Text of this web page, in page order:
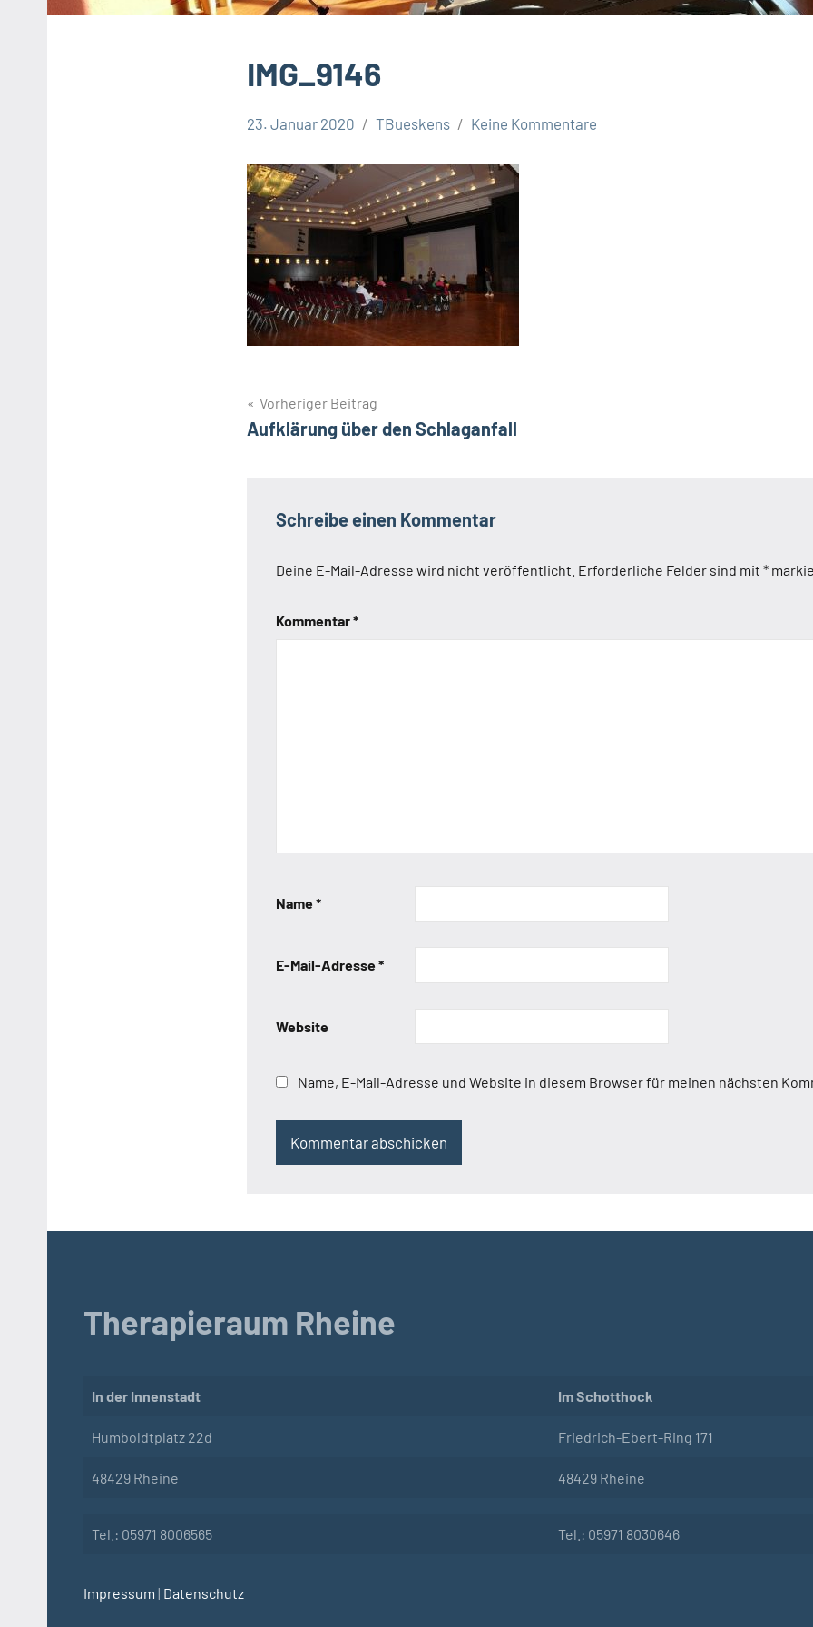
IMG_9146
23. Januar 2020 TBueskens Keine Kommentare
Beitragsnavigation
Vorheriger Beitrag
Aufklärung über den Schlaganfall
Schreibe einen Kommentar
Deine E-Mail-Adresse wird nicht veröffentlicht. Erforderliche Felder sind mit *
Kommentar*
Name*
E-Mail-Adresse*
Website
Name, E-Mail-Adresse und Website in diesem Browser für meinen nächsten
Therapieraum Rheine
In der Innenstadt Im Schotthock
Humboldtplatz 22d Friedrich-Ebert-Ring 171
48429 Rheine 48429 Rheine
Tel.: 05971 8006565 Tel.: 05971 8030646
Impressum | Datenschutz